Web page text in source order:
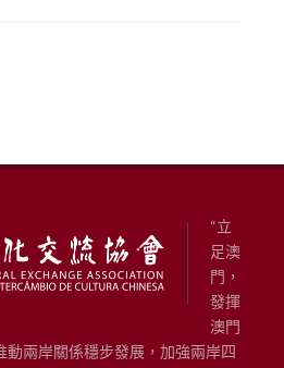
“立
足澳
門，
發揮
澳門
動兩岸關係穩步發展，加強兩岸四